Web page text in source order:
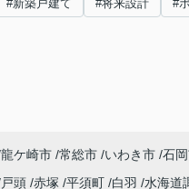
#新築戸建て #将来設計 #
龍ケ崎市 常総市 いわき市 石
戸頭 赤塚 平須町 白羽 水海道